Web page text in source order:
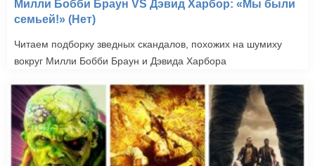
Милли Бобби Браун VS Дэвид Харбор: «Мы были
семьей!» (Нет)
Читаем подборку зведных скандалов, похожих на шумиху
вокруг Милли Бобби Браун и Дэвида Харбора